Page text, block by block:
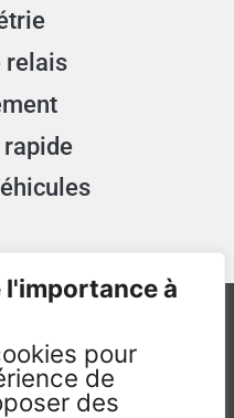
l'importance à
pour
de
des
relais